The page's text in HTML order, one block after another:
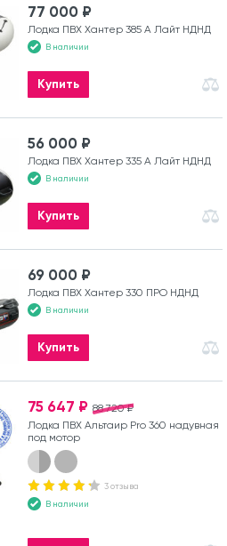
77 000 ₽
Лодка ПВХ Хантер 385 А Лайт НДНД
В наличии
Купить
56 000 ₽
Лодка ПВХ Хантер 335 А Лайт НДНД
В наличии
Купить
69 000 ₽
Лодка ПВХ Хантер 330 ПРО НДНД
В наличии
Купить
88 720 ₽
75 647 ₽
Лодка ПВХ Альтаир Pro 360 надувная
под мотор
3 отзыва
В наличии